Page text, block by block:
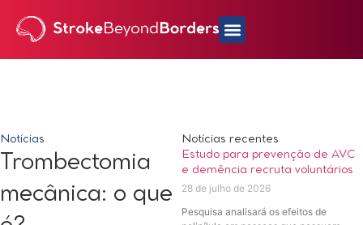
Notícias
Trombectomia
mecânica: o que
Notícias recentes
Estudo para prevenção de AVC
e demência recruta voluntários
28 de julho de 2026
Pesquisa analisará os efeitos de